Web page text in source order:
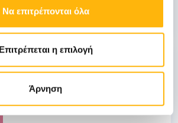
Να επιτρέπονται όλα
Επιτρέπεται η επιλογή
Άρνηση